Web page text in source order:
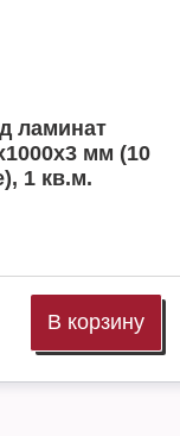
ламинат
мм (10
1 кв.м.
В корзину